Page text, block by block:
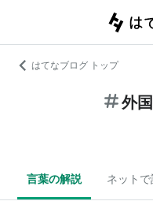
はてなブログ トップ
外
言葉の解説 ネットで